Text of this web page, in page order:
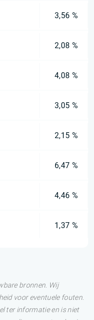
3,56 %
2,08 %
4,08 %
3,05 %
2,15 %
6,47 %
4,46 %
1,37 %
bronnen. Wij
voor eventuele fouten.
ter informatie en is niet